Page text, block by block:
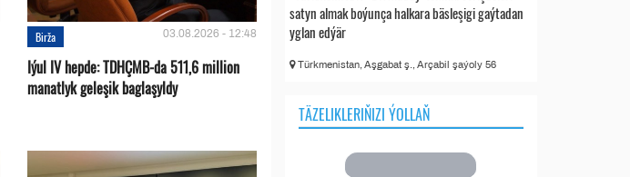
Birža 03.08.2026 - 12:48
Iýul IV hepde: TDHÇMB-da 511,6 million
manatlyk geleşik baglaşyldy
satyn almak boýunça halkara bäsleşigi gaýtadan
yglan edýär
Türkmenistan, Aşgabat ş., Arçabil şaýoly 56
TÄZELIKLERIŇIZI ÝOLLAŇ